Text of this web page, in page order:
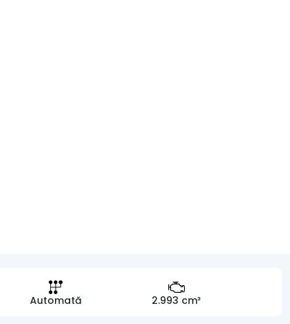
Automată 2.993 cm³